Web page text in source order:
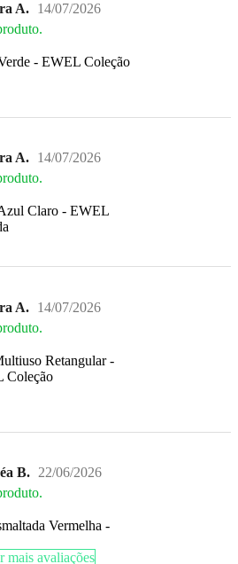
A. 14/07/2026
- EWEL Coleção
A. 14/07/2026
Claro - EWEL
A. 14/07/2026
Retangular -
Coleção
B. 22/06/2026
Vermelha -
mais avaliações